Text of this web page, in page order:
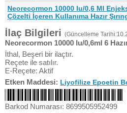
Neorecormon 10000 Iu/0,6 Ml
Çözelti İçeren Kullanıma Hazır
İlaç Bilgileri (Güncelleme
Neorecormon 10000 Iu/0,6ml 6
İthal, Beşeri bir ilaçtır.
Reçete ile satılır.
E-Reçete: Aktif
Etken Maddesi: Liyofilize Epoetin
Barkod Numarası: 8699505952499